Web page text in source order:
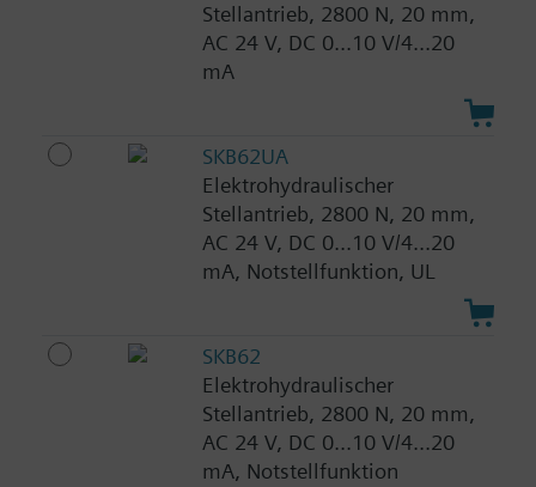
Stellantrieb, 2800 N, 20 mm,
AC 24 V, DC 0...10 V/4...20
mA
SKB62UA
Elektrohydraulischer
Stellantrieb, 2800 N, 20 mm,
AC 24 V, DC 0...10 V/4...20
mA, Notstellfunktion, UL
SKB62
Elektrohydraulischer
Stellantrieb, 2800 N, 20 mm,
AC 24 V, DC 0...10 V/4...20
mA, Notstellfunktion